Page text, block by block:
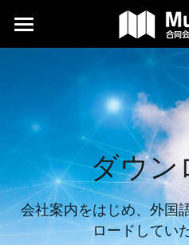
翻訳
外国語編集
当社について
よくある質問
ダウン
会社案内をはじめ、外国
ロードしてい
ブログカ